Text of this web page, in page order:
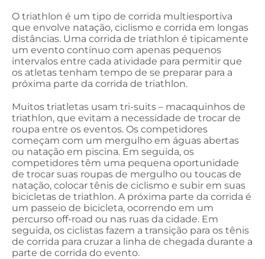
O triathlon é um tipo de corrida multiesportiva
que envolve natação, ciclismo e corrida em longas
distâncias. Uma corrida de triathlon é tipicamente
um evento contínuo com apenas pequenos
intervalos entre cada atividade para permitir que
os atletas tenham tempo de se preparar para a
próxima parte da corrida de triathlon.
Muitos triatletas usam tri-suits – macaquinhos de
triathlon, que evitam a necessidade de trocar de
roupa entre os eventos. Os competidores
começam com um mergulho em águas abertas
ou natação em piscina. Em seguida, os
competidores têm uma pequena oportunidade
de trocar suas roupas de mergulho ou toucas de
natação, colocar tênis de ciclismo e subir em suas
bicicletas de triathlon. A próxima parte da corrida é
um passeio de bicicleta, ocorrendo em um
percurso off-road ou nas ruas da cidade. Em
seguida, os ciclistas fazem a transição para os tênis
de corrida para cruzar a linha de chegada durante a
parte de corrida do evento.